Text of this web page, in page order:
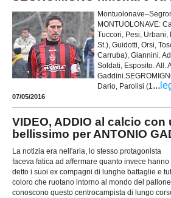
MONTUOLONAVE:
Tuccori, Pesi, Urbani,
St.), Guidotti, Orsi,
Carruba), Giannini.
Soldati, Esposito. All.
Dario, Parolisi (1...
07/05/2016
VIDEO, ADDIO al calcio con
bellissimo per ANTONIO
La notizia era nell'aria, lo stesso protagonista
faceva fatica ad affermare quanto invece hanno
detto i suoi ex compagni di lunghe battaglie e
coloro che ruotano intorno al mondo del
conoscono questo centrocampista di lungo